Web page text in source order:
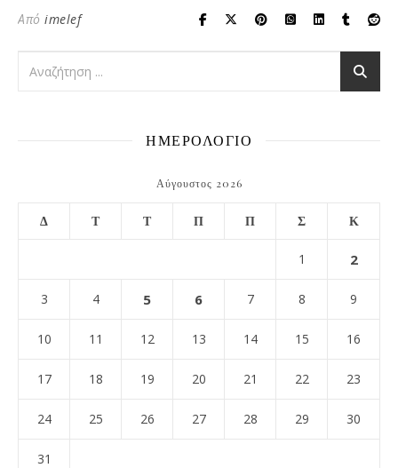
Από imelef
ΗΜΕΡΟΛΟΓΙΟ
Αύγουστος 2026
Δ Τ Τ Π Π Σ Κ
1 2
3 4 5 6 7 8 9
10 11 12 13 14 15 16
17 18 19 20 21 22 23
24 25 26 27 28 29 30
31